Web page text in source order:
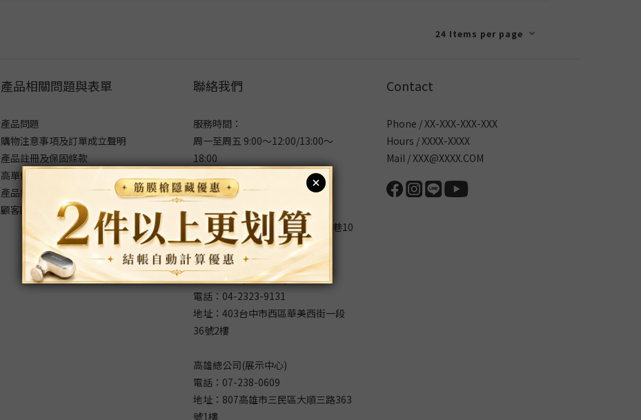
24 Items per page
產品相關問題與表單
產品問題
購物注意事項及訂單成立聲明
產品註冊及保固條款
高單價商品延長保固計算
產品維修表單
顧客回饋表單
聯絡我們
服務時間：
周一至周五 9:00～12:00/13:00～
18:00
非上班時段、例假日、國定假日
不提供客服服務，敬請見諒！
台北總公司(維修處)：
235新北市中和區中山路二段366巷10
號8樓
台中分公司(展示中心)
電話：04-2323-9131
地址：403台中市西區華美西街一段
36號2樓
高雄總公司(展示中心)
電話：07-238-0609
地址：807高雄市三民區大順三路363
號1樓
Contact
Phone / XX-XXX-XXX-XXX
Hours / XXXX-XXXX
Mail / XXX@XXXX.COM